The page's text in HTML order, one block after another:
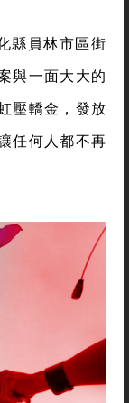
縣員林市區街
與一面大大的
壓轎金，發放
任何人都不再